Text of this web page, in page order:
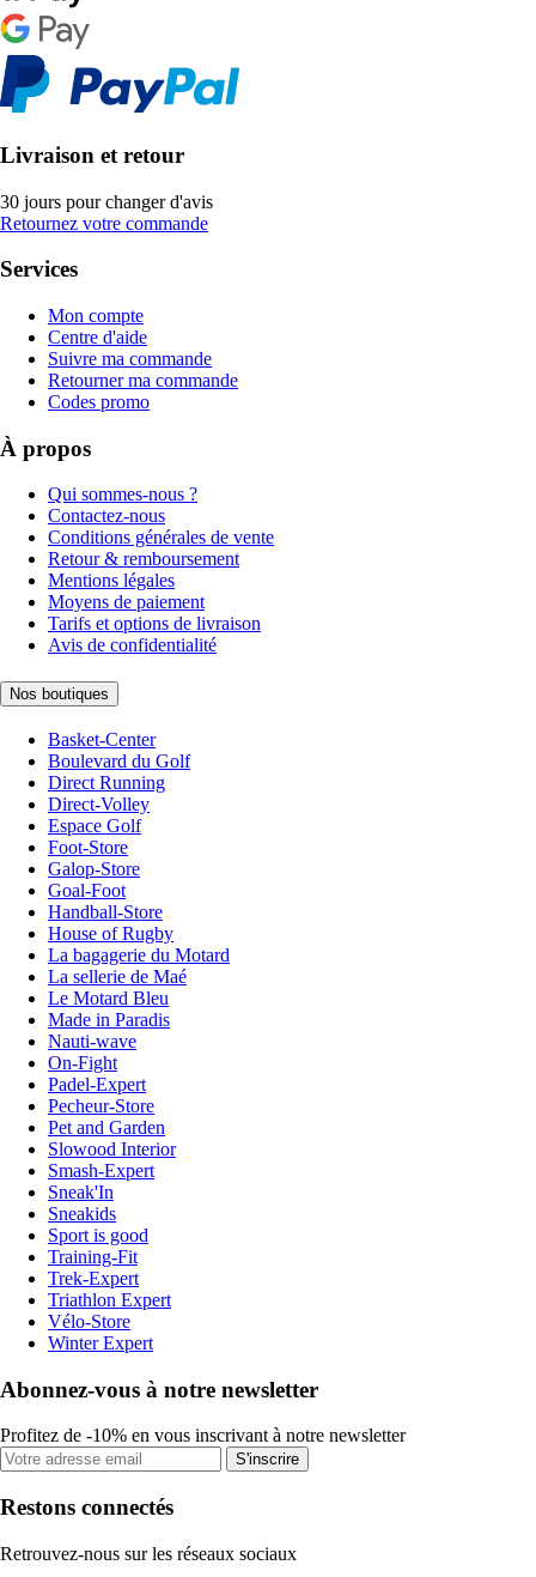
Livraison et retour
30 jours pour changer d'avis
Retournez votre commande
Services
Mon compte
Centre d'aide
Suivre ma commande
Retourner ma commande
Codes promo
À propos
Qui sommes-nous ?
Contactez-nous
Conditions générales de vente
Retour & remboursement
Mentions légales
Moyens de paiement
Tarifs et options de livraison
Avis de confidentialité
Nos boutiques
Basket-Center
Boulevard du Golf
Direct Running
Direct-Volley
Espace Golf
Foot-Store
Galop-Store
Goal-Foot
Handball-Store
House of Rugby
La bagagerie du Motard
La sellerie de Maé
Le Motard Bleu
Made in Paradis
Nauti-wave
On-Fight
Padel-Expert
Pecheur-Store
Pet and Garden
Slowood Interior
Smash-Expert
Sneak'In
Sneakids
Sport is good
Training-Fit
Trek-Expert
Triathlon Expert
Vélo-Store
Winter Expert
Abonnez-vous à notre newsletter
Profitez de -10% en vous inscrivant à notre newsletter
S'inscrire
Restons connectés
Retrouvez-nous sur les réseaux sociaux